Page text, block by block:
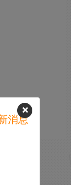
消息